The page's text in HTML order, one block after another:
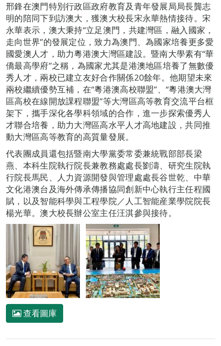
邢鋒在澳門特別行政區政府教育及青年發展局局長龔志
明的陪同下到訪澳大，獲澳大校長宋永華熱情接待。宋
永華表示，澳大秉持“立足澳門，共建灣區，融入國家，
走向世界”的發展定位，致力為澳門、為國家培養更多愛
國愛澳人才，助力粵港澳大灣區建設。暨南大學素有“華
僑最高學府”之稱，為國家尤其是港澳地區培養了無數優
秀人才，兩校已建立友好合作關係20餘年。他期望未來
兩校繼續優勢互補，在“粵港澳高校聯盟”、“粵港澳大灣
區高校在線開放課程聯盟”等大灣區高等教育交流平台框
架下，攜手深化各學科領域的合作，進一步探索優秀人
才聯合培養，助力大灣區高水平人才高地建設，共同推
動大灣區高等教育的高質量發展。
代表團成員還包括暨南大學黨委常委兼統戰部部長梁
燕、本科生院執行院長兼教務處處長劉濤、研究生院執
行院長馬民、人力資源開發與管理處處長谷世乾、中華
文化港澳台及海外傳承傳播協同創新中心執行主任程國
賦，以及智能科學與工程學院／人工智能産業學院院長
楊光華。澳大校長辦公室主任汪淇參與接待。
查看圖庫